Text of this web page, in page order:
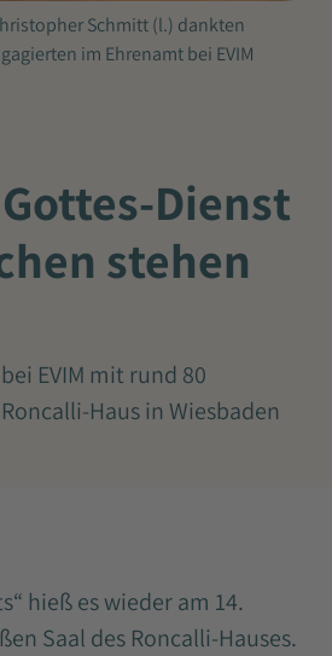
Schmitt (l.) dankten
im Ehrenamt bei EVIM
Dienst
stehen
EVIM mit rund 80
Haus in Wiesbaden
hieß es wieder am 14.
Saal des Roncalli-Hauses.